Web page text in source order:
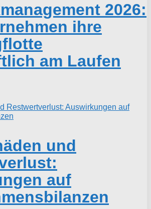
2026:
ihre
am Laufen
und
auf